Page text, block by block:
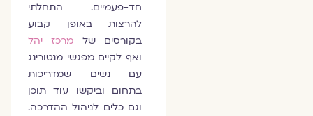
חד-פעמיים. התחלתי
להרצות באופן קבוע
בקורסים של
מרכז יהל
ואף לקיים מפגשי מנטורינג
עם נשים שמדריכות
בתחום וביקשו עוד תוכן
וגם כלים לניהול ההדרכה.